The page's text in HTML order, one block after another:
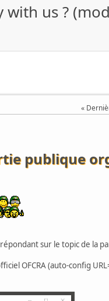
us ?
publique
sur le topic de la
OFCRA (auto-config